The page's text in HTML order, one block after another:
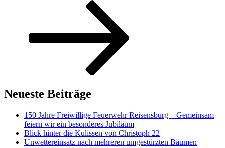
Neueste Beiträge
150 Jahre Freiwillige Feuerwehr Reisensburg – Gemeinsam
feiern wir ein besonderes Jubiläum
Blick hinter die Kulissen von Christoph 22
Unwettereinsatz nach mehreren umgestürzten Bäumen